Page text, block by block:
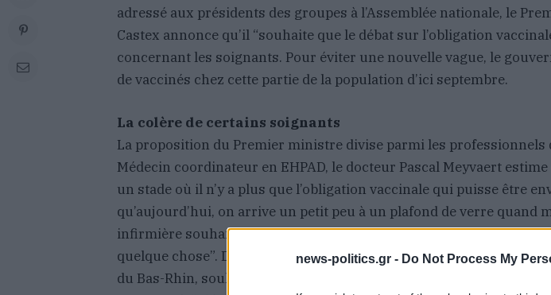
news-politics.gr - Do Not Process My
adressé aux présidents des groupes à l’Assemblée nationale, le
Castex annonce qu’il “souhaite que le débat sur l’obligation
concernant les soignants. Pour éviter une nouvelle vague, le
de vaccinés chez cette partie de la population d’ici septembre.
La colère de certains soignants
La proposition du Premier ministre divise parmi les professionnels
Médecin coordinateur en EHPAD, le docteur Pascal Meyvaert estime
un stade où il n’y a plus que l’obligation vaccinale qui puisse être
qu’aujourd’hui, on arrive un petit peu à un plafond de verre quand
infirmière souhaitant rester anonyme trouve “inacceptable qu’on
quelque chose”. De son côté, Raymond Attuil, de la fédération des
du Bas-Rhin, souligne que “l’obligation, elle a des travers. Elle